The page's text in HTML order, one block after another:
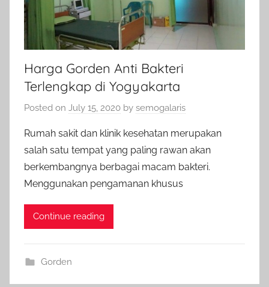
Harga Gorden Anti Bakteri
Terlengkap di Yogyakarta
Posted on July 15, 2020 by semogalaris
Rumah sakit dan klinik kesehatan merupakan
salah satu tempat yang paling rawan akan
berkembangnya berbagai macam bakteri.
Menggunakan pengamanan khusus
Continue reading
Gorden